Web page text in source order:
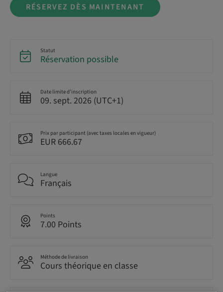
RÉSERVEZ DÈS MAINTENANT
Statut
Réservation possible
Date limite d’inscription
09. sept. 2026 (UTC+1)
Prix par participant (avec taxes locales en vigueur)
EUR 666.67
Langue
Français
Points
7.00 Points
Méthode de livraison
Cours théorique en classe